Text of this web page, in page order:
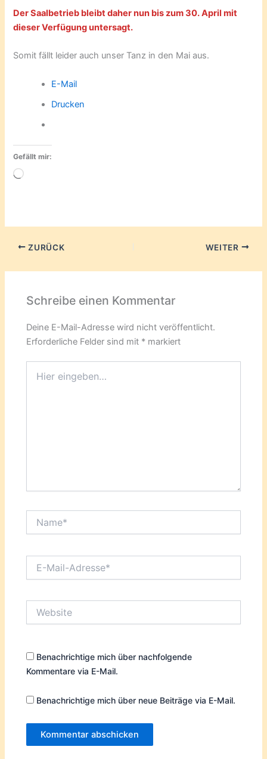
Der Saalbetrieb bleibt daher nun bis zum 30. April mit
dieser Verfügung untersagt.
Somit fällt leider auch unser Tanz in den Mai aus.
E-Mail
Drucken
Gefällt mir:
Wird
ZURÜCK WEITER
Schreibe einen Kommentar
Deine E-Mail-Adresse wird nicht veröffentlicht.
Erforderliche Felder sind mit * markiert
eingeben…
Mail-
Benachrichtige mich über nachfolgende
Kommentare via E-Mail.
Benachrichtige mich über neue Beiträge via E-Mail.